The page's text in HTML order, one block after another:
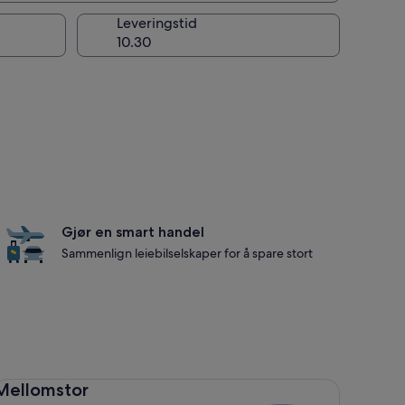
Leveringstid
Gjør en smart handel
Sammenlign leiebilselskaper for å spare stort